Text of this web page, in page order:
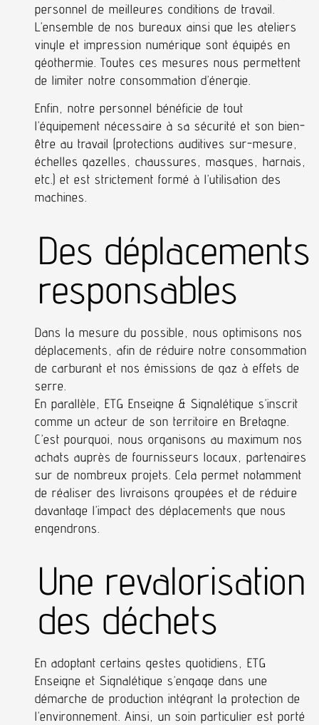
personnel de meilleures conditions de travail.
L’ensemble de nos bureaux ainsi que les ateliers
vinyle et impression numérique sont équipés en
géothermie. Toutes ces mesures nous permettent
de limiter notre consommation d’énergie.
Enfin, notre personnel bénéficie de tout
l’équipement nécessaire à sa sécurité et son bien-
être au travail (protections auditives sur-mesure,
échelles gazelles, chaussures, masques, harnais,
etc.) et est strictement formé à l’utilisation des
machines.
Des déplacements
responsables
Dans la mesure du possible, nous optimisons nos
déplacements, afin de réduire notre consommation
de carburant et nos émissions de gaz à effets de
serre.
En parallèle, ETG Enseigne & Signalétique s’inscrit
comme un acteur de son territoire en Bretagne.
C’est pourquoi, nous organisons au maximum nos
achats auprès de fournisseurs locaux, partenaires
sur de nombreux projets. Cela permet notamment
de réaliser des livraisons groupées et de réduire
davantage l’impact des déplacements que nous
engendrons.
Une revalorisation
des déchets
En adoptant certains gestes quotidiens, ETG
Enseigne et Signalétique s’engage dans une
démarche de production intégrant la protection de
l’environnement. Ainsi, un soin particulier est porté